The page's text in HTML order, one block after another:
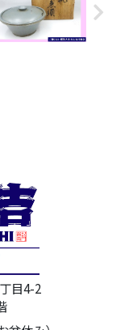
目4-2